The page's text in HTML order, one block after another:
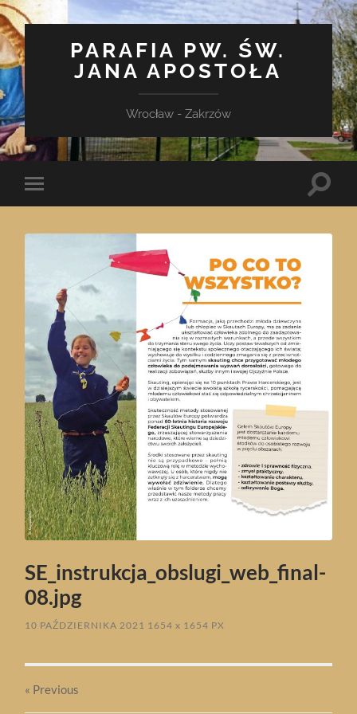
PARAFIA PW. ŚW.
JANA APOSTOŁA
Wrocław - Zakrzów
Toggle
mobile
Toggle
SE_instrukcja_obslugi_web_final-
08.jpg
10 PAŹDZIERNIKA 2021 1654x 1654 PX
« Previous